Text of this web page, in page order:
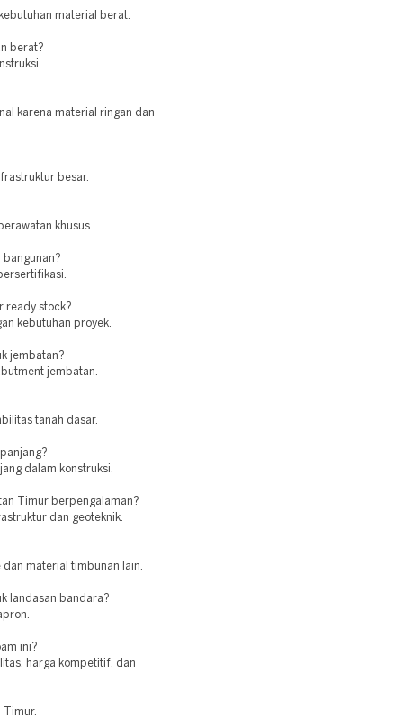
material berat.
berat?
karena material ringan dan
besar.
khusus.
bangunan?
ready stock?
kebutuhan proyek.
jembatan?
jembatan.
tanah dasar.
dalam konstruksi.
Timur berpengalaman?
dan geoteknik.
material timbunan lain.
landasan bandara?
ini?
harga kompetitif, dan
Timur.